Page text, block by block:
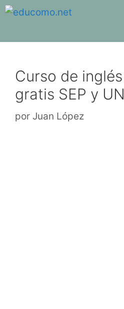
Saltar
Curso de
gratis SEP y
por Juan López